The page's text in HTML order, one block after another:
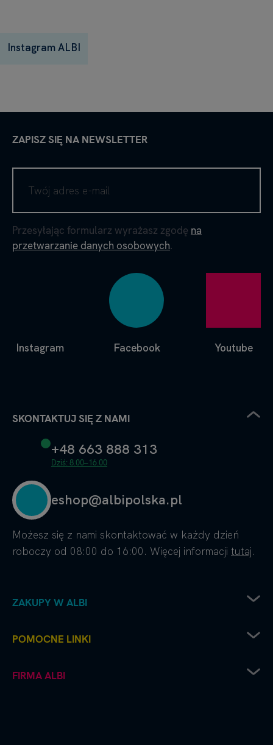
Instagram ALBI
ZAPISZ SIĘ NA NEWSLETTER
Przesyłając formularz wyrażasz zgodę na
przetwarzanie danych osobowych.
Facebook
Instagram Youtube
SKONTAKTUJ SIĘ Z NAMI
+48 663 888 313
Dziś: 8.00–16.00
eshop@albipolska.pl
Możesz się z nami skontaktować w każdy dzień
roboczy od 08:00 do 16:00. Więcej informacji tutaj.
ZAKUPY W ALBI
Sposoby dostawy
Reklamacje
POMOCNE LINKI
Recenzje i oceny
FIRMA ALBI